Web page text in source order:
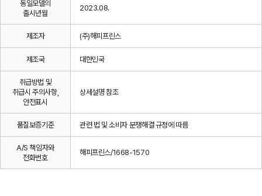
동일모델의
출시년월
2023.08.
제조자 (주)해피프린스
제조국 대한민국
취급방법 및
취급시 주의사항,
안전표시
상세설명 참조
품질보증기준 관련 법 및 소비자 분쟁해결 규정에 따름
A/S 책임자와
전화번호
해피프린스/1668-1570